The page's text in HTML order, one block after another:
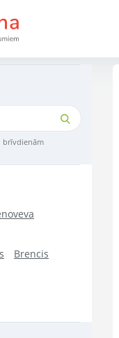
brīvdienām
Brencis